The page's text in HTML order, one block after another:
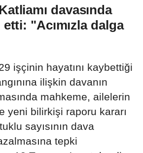
davasında
"Acımızla dalga
işçinin hayatını kaybettiği
ilişkin davanın
mahkeme, ailelerin
yeni bilirkişi raporu kararı
sayısının dava
tepki